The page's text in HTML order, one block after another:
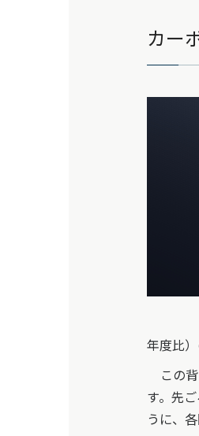
カー
年度比
この
す。先
うに、